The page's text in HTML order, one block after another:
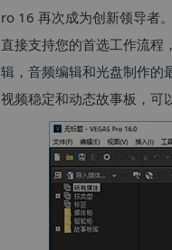
ro 16 再次成为创新领导者
直接支持您的首选工作流程
辑，音频编辑和光盘制作的
视频稳定和动态故事板，可